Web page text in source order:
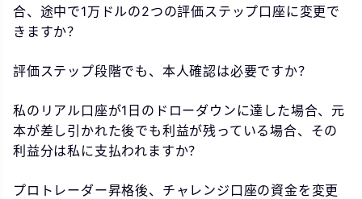
合、途中で1万ドルの2つの評価ステップ口座に変更で
きますか？
評価ステップ段階でも、本人確認は必要ですか？
私のリアル口座が1日のドローダウンに達した場合、元
本が差し引かれた後でも利益が残っている場合、その
利益分は私に支払われますか？
プロトレーダー昇格後、チャレンジ口座の資金を変更